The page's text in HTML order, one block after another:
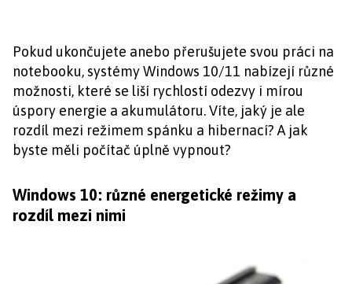
Pokud ukončujete anebo přerušujete svou práci na
notebooku, systémy Windows 10/11 nabízejí různé
možnosti, které se liší rychlostí odezvy i mírou
úspory energie a akumulátoru. Víte, jaký je ale
rozdíl mezi režimem spánku a hibernací? A jak
byste měli počítač úplně vypnout?
Windows 10: různé energetické režimy a
rozdíl mezi nimi